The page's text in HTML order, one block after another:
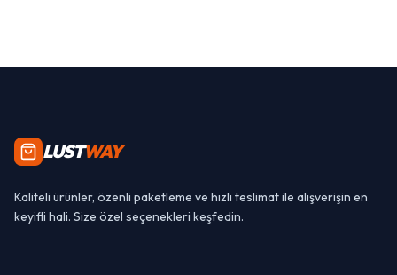
LUSTWAY
Kaliteli ürünler, özenli paketleme ve hızlı teslimat ile alışverişin en
keyifli hali. Size özel seçenekleri keşfedin.